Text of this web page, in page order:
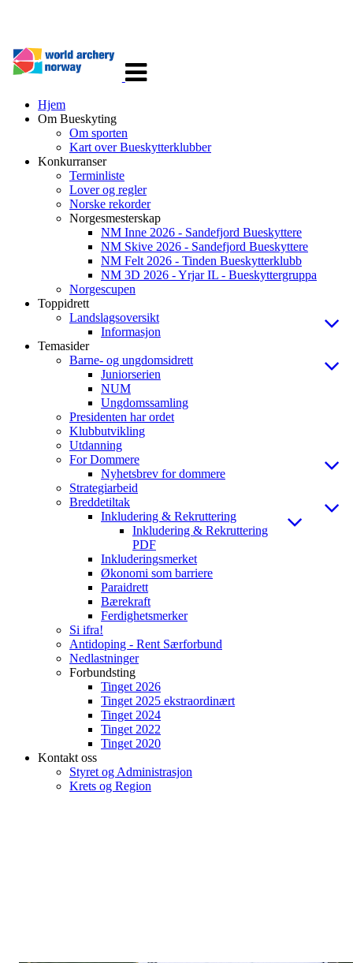
navigasjon
Hjem
Om Bueskyting
Om sporten
Kart over Bueskytterklubber
Konkurranser
Terminliste
Lover og regler
Norske rekorder
Norgesmesterskap
NM Inne 2026 - Sandefjord Bueskyttere
NM Skive 2026 - Sandefjord Bueskyttere
NM Felt 2026 - Tinden Bueskytterklubb
NM 3D 2026 - Yrjar IL - Bueskyttergruppa
Norgescupen
Toppidrett
Landslagsoversikt
Informasjon
Temasider
Barne- og ungdomsidrett
Juniorserien
NUM
Ungdomssamling
Presidenten har ordet
Klubbutvikling
Utdanning
For Dommere
Nyhetsbrev for dommere
Strategiarbeid
Breddetiltak
Inkludering & Rekruttering
Inkludering & Rekruttering
PDF
Inkluderingsmerket
Økonomi som barriere
Paraidrett
Bærekraft
Ferdighetsmerker
Si ifra!
Antidoping - Rent Særforbund
Nedlastninger
Forbundsting
Tinget 2026
Tinget 2025 ekstraordinært
Tinget 2024
Tinget 2022
Tinget 2020
Kontakt oss
Styret og Administrasjon
Krets og Region